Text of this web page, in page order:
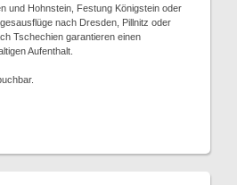
und Hohnstein, Festung Königstein oder
nach Dresden, Pillnitz oder
Tschechien garantieren einen
Aufenthalt.